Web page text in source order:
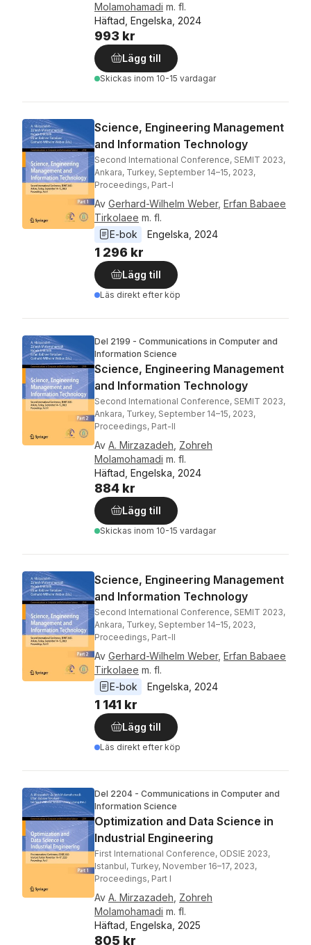
Molamohamadi m. fl.
Häftad, Engelska, 2024
993 kr
Lägg till
Skickas inom 10-15 vardagar
Science, Engineering Management
and Information Technology
Second International Conference, SEMIT 2023,
Ankara, Turkey, September 14–15, 2023,
Proceedings, Part-I
Av Gerhard-Wilhelm Weber, Erfan Babaee
Tirkolaee m. fl.
E-bok
Engelska 2024
1 296 kr
Lägg till
Läs direkt efter köp
Del 2199 - Communications in Computer and
Information Science
Science, Engineering Management
and Information Technology
Second International Conference, SEMIT 2023,
Ankara, Turkey, September 14–15, 2023,
Proceedings, Part-II
Av A. Mirzazadeh Zohreh
Molamohamadi m. fl.
Häftad, Engelska, 2024
884 kr
Lägg till
Skickas inom 10-15 vardagar
Science, Engineering Management
and Information Technology
Second International Conference, SEMIT 2023,
Ankara, Turkey, September 14–15, 2023,
Proceedings, Part-II
Av Gerhard-Wilhelm Weber, Erfan Babaee
Tirkolaee m. fl.
E-bok
Engelska 2024
1 141 kr
Lägg till
Läs direkt efter köp
Del 2204 - Communications in Computer and
Information Science
Optimization and Data Science in
Industrial Engineering
First International Conference, ODSIE 2023,
Istanbul, Turkey, November 16–17, 2023,
Proceedings, Part I
Av A. Mirzazadeh Zohreh
Molamohamadi m. fl.
Häftad, Engelska, 2025
805 kr